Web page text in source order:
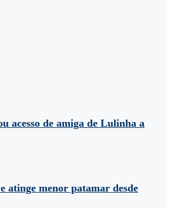
acesso de amiga de Lulinha a
atinge menor patamar desde